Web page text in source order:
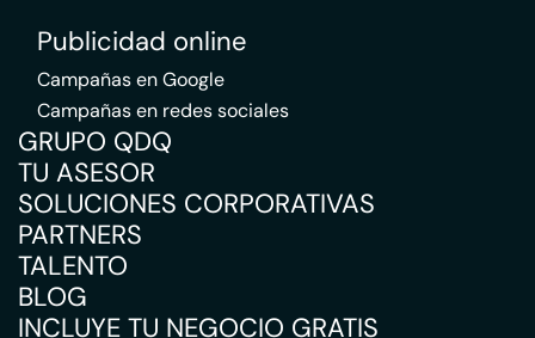
Publicidad online
Campañas en Google
Campañas en redes sociales
GRUPO QDQ
TU ASESOR
SOLUCIONES CORPORATIVAS
PARTNERS
TALENTO
BLOG
INCLUYE TU NEGOCIO GRATIS